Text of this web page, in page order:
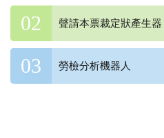
聲請本票裁定狀產生器
勞檢分析機器人